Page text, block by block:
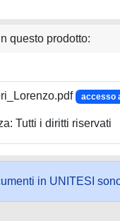
questo prodotto:
accesso
Tutti i diritti riservati
in UNITESI